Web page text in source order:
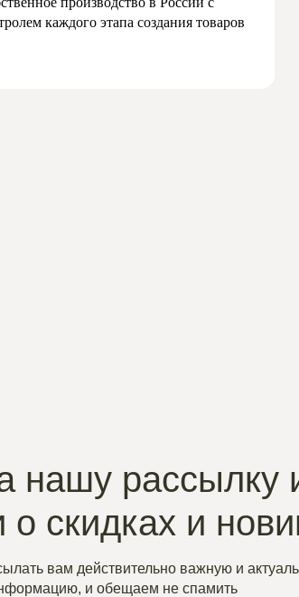
каждого этапа создания товаров
вам действительно важную и
и обещаем не спамить
нашу рассылку
скидках и